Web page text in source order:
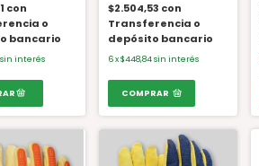
con
o
bancario
sin interés
$2.504,53 con
Transferencia o
depósito bancario
6x$448,84sin interés
COMPRAR